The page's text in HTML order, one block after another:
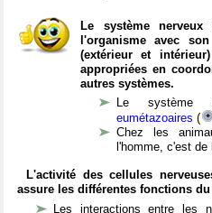
Le système
l'organisme avec
(extérieur et
appropriées en
autres systèmes.
Le système
eumétazoaires (
Chez les
l'homme, c'est
L'activité des cellules
assure les différentes fonctions
Les interactions entre les